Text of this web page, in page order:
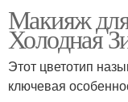
Макияж
Холодная
Этот цветотип
ключевая